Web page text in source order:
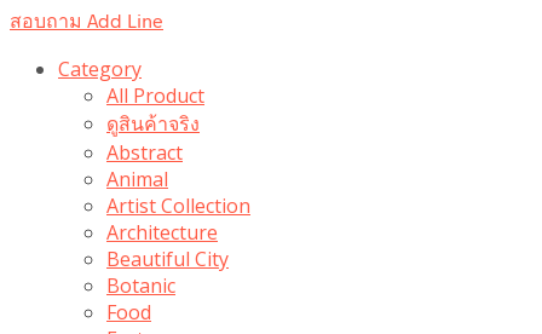
สอบถาม Add Line
Category
All Product
ดูสินค้าจริง
Abstract
Animal
Artist Collection
Architecture
Beautiful City
Botanic
Food